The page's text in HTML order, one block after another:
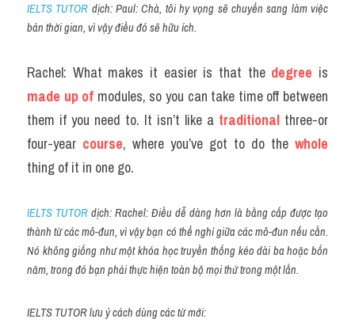
IELTS TUTOR dịch: Paul: Chà, tôi hy vọng sẽ chuyển sang làm việc
bán thời gian, vì vậy điều đó sẽ hữu ích.
Rachel: What makes it easier is that the degree
made up of modules, so you can take time off between
them if you need to. It isn’t like a traditional three-or
four-year course, where you’ve got to do the whole
thing of it in one go.
IELTS TUTOR dịch: Rachel: Điều dễ dàng hơn là bằng cấp được tạo
thành từ các mô-đun, vì vậy bạn có thể nghỉ giữa các mô-đun nếu cần.
Nó không giống như một khóa học truyền thống kéo dài ba hoặc bốn
năm, trong đó bạn phải thực hiện toàn bộ mọi thứ trong một lần.
IELTS TUTOR lưu ý cách dùng các từ mới: